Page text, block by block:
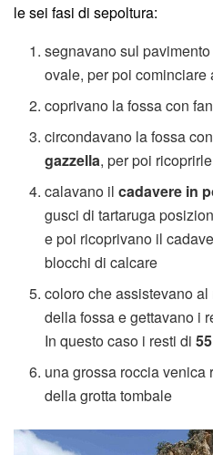
le sei fasi di sepoltura:
segnavano sul
ovale, per poi cominciare
coprivano la fossa con
circondavano la fossa
gazzella, per poi
calavano ilcadavere in
gusci di tartaruga
e poi ricoprivano il
blocchi di calcare
coloro che assistevano
della fossa e gettavano i
In questo caso i resti di
una grossa roccia venica
della grotta tombale